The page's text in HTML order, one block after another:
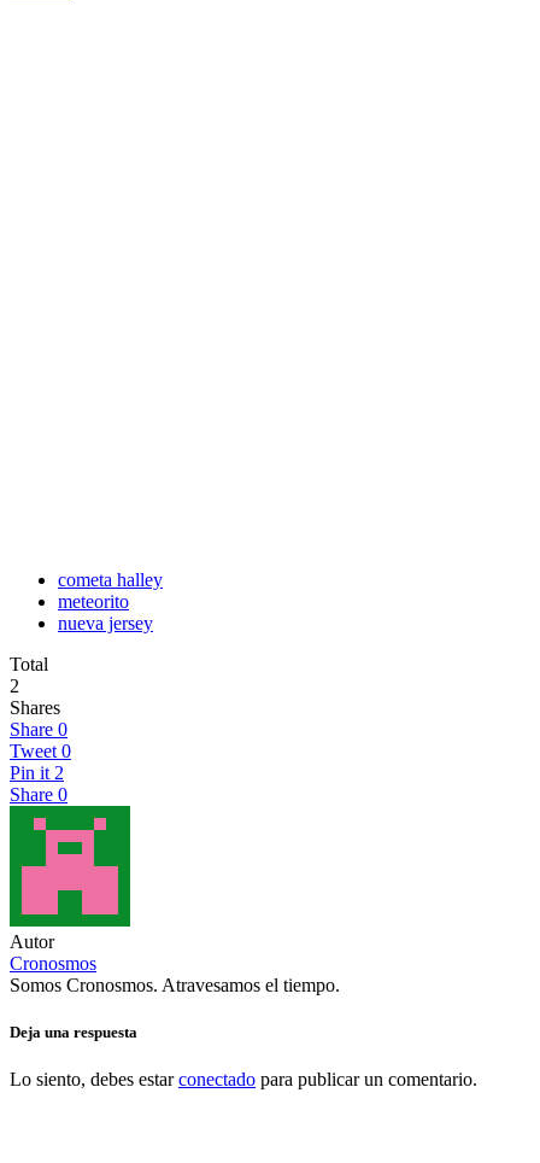
cometa halley
meteorito
nueva jersey
Total
2
Shares
Share 0
Tweet 0
Pin it 2
Share 0
Autor
Cronosmos
Somos Cronosmos. Atravesamos el tiempo.
Deja una respuesta
Lo siento, debes estarconectado para publicar un comentario.